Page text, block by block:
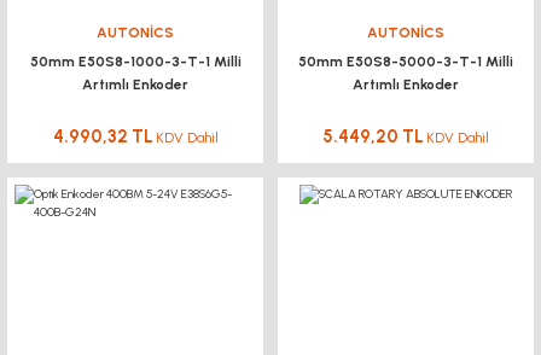
AUTONİCS
50mm E50S8-1000-3-T-1 Milli
Artımlı Enkoder
4.990,32 TL KDV Dahil
AUTONİCS
50mm E50S8-5000-3-T-1 Milli
Artımlı Enkoder
5.449,20 TL KDV Dahil